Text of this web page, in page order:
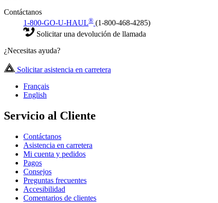
Contáctanos
1-800-GO-U-HAUL® (1-800-468-4285)
Solicitar una devolución de llamada
¿Necesitas ayuda?
Solicitar asistencia en carretera
Français
English
Servicio al Cliente
Contáctanos
Asistencia en carretera
Mi cuenta y pedidos
Pagos
Consejos
Preguntas frecuentes
Accesibilidad
Comentarios de clientes